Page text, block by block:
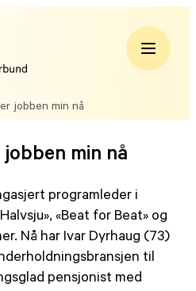
jobben min nå
min nå
programleder i
«Beat for Beat» og
Nå har Ivar Dyrhaug (73)
til
pensjonist med